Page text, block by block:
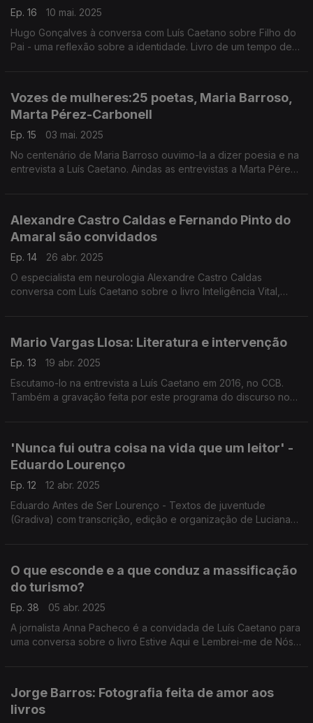
Ep. 16
10 mai. 2025
Hugo Gonçalves à conversa com Luís Caetano sobre Filho do
Pai - uma reflexão sobre a identidade. Livro de um tempo de
Vozes de mulheres:25 poetas, Maria Barroso,
Marta Pérez-Carbonell
Ep. 15
03 mai. 2025
No centenário de Maria Barroso ouvimo-la a dizer poesia e na
entrevista a Luís Caetano. Aindas as entrevistas a Marta Pérez-
Alexandre Castro Caldas e Fernando Pinto do
Amaral são convidados
Ep. 14
26 abr. 2025
O especialista em neurologia Alexandre Castro Caldas
conversa com Luís Caetano sobre o livro Inteligência Vital,
Mario Vargas Llosa: Literatura e intervenção
Ep. 13
19 abr. 2025
Escutamo-lo na entrevista a Luís Caetano em 2016, no CCB.
Também a gravação feita por este programa do discurso no
'Nunca fui outra coisa na vida que um leitor' -
Eduardo Lourenço
Ep. 12
12 abr. 2025
Eduardo Antes de Ser Lourenço - Textos de juventude
(Gradiva) com transcrição, edição e organização de Luciana
O que esconde e a que conduz a massificação
do turismo?
Ep. 38
05 abr. 2025
A jornalista Anna Pacheco é a convidada de Luís Caetano para
uma conversa sobre o livro Estive Aqui e Lembrei-me de Nós
Jorge Barros: Fotografia feita de amor aos
livros